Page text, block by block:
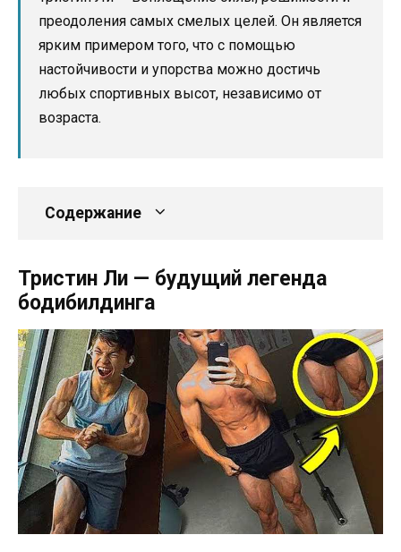
преодоления самых смелых целей. Он является
ярким примером того, что с помощью
настойчивости и упорства можно достичь
любых спортивных высот, независимо от
возраста.
Содержание
Тристин Ли — будущий легенда
бодибилдинга